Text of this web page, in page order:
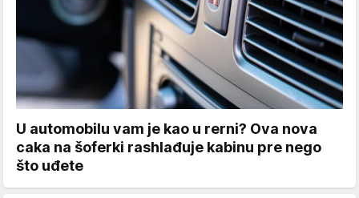
U automobilu vam je kao u rerni? Ova nova
caka na šoferki rashlađuje kabinu pre nego
što uđete